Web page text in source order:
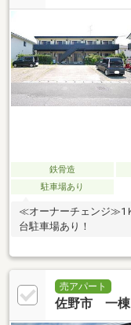
鉄骨造
駐車場あり
≪オーナーチェンジ≫1
台駐車場あり！
売アパート
佐野市 一棟